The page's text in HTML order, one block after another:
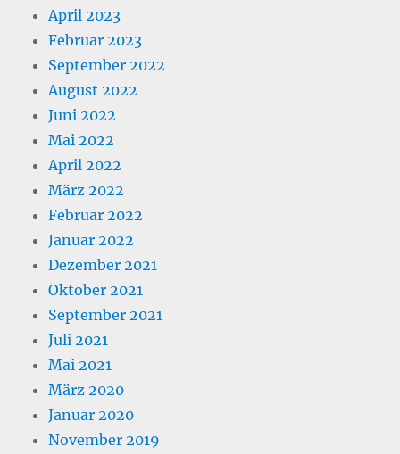
April 2023
Februar 2023
September 2022
August 2022
Juni 2022
Mai 2022
April 2022
März 2022
Februar 2022
Januar 2022
Dezember 2021
Oktober 2021
September 2021
Juli 2021
Mai 2021
März 2020
Januar 2020
November 2019